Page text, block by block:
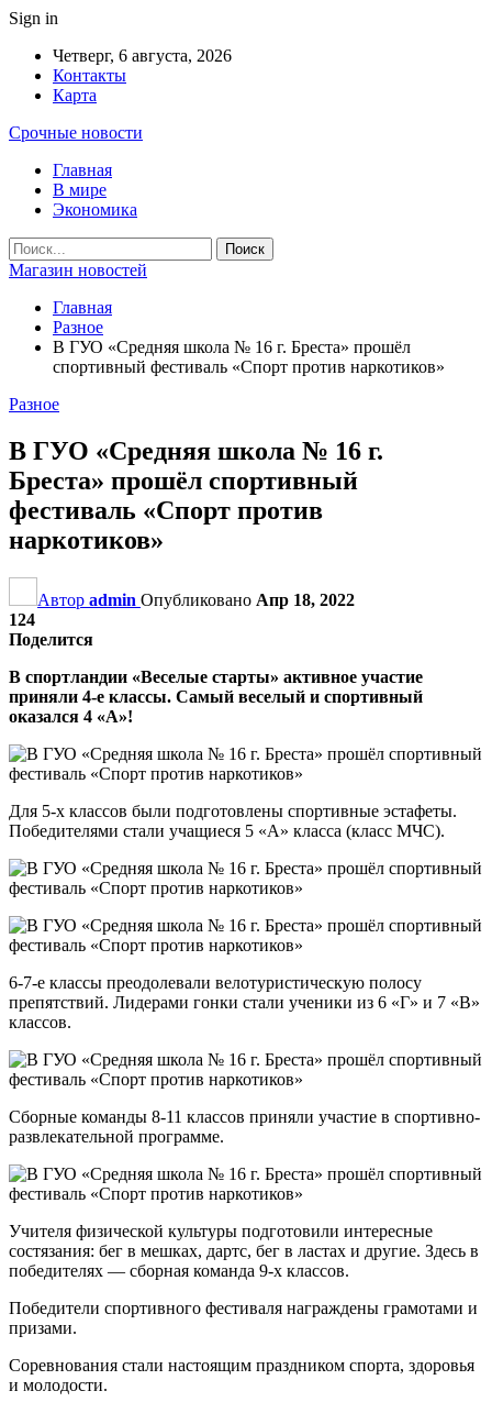
Sign in
Четверг, 6 августа, 2026
Контакты
Карта
Срочные новости
Главная
В мире
Экономика
Магазин новостей
Главная
Разное
В ГУО «Средняя школа № 16 г. Бреста» прошёл
спортивный фестиваль «Спорт против наркотиков»
Разное
В ГУО «Средняя школа № 16 г.
Бреста» прошёл спортивный
фестиваль «Спорт против
наркотиков»
Автор admin Опубликовано Апр 18, 2022
124
Поделится
В спортландии «Веселые старты» активное участие
приняли 4-е классы. Самый веселый и спортивный
оказался 4 «А»!
Для 5-х классов были подготовлены спортивные эстафеты.
Победителями стали учащиеся 5 «А» класса (класс МЧС).
6-7-е классы преодолевали велотуристическую полосу
препятствий. Лидерами гонки стали ученики из 6 «Г» и 7 «В»
классов.
Сборные команды 8-11 классов приняли участие в спортивно-
развлекательной программе.
Учителя физической культуры подготовили интересные
состязания: бег в мешках, дартс, бег в ластах и другие. Здесь в
победителях — сборная команда 9-х классов.
Победители спортивного фестиваля награждены грамотами и
призами.
Соревнования стали настоящим праздником спорта, здоровья
и молодости.